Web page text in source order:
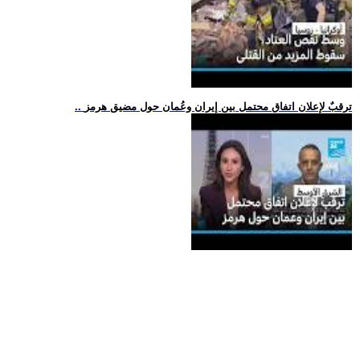
.. ترقبٌ لإعلان اتفاق محتمل بين إيران وعُمان حول مضيق هرمز